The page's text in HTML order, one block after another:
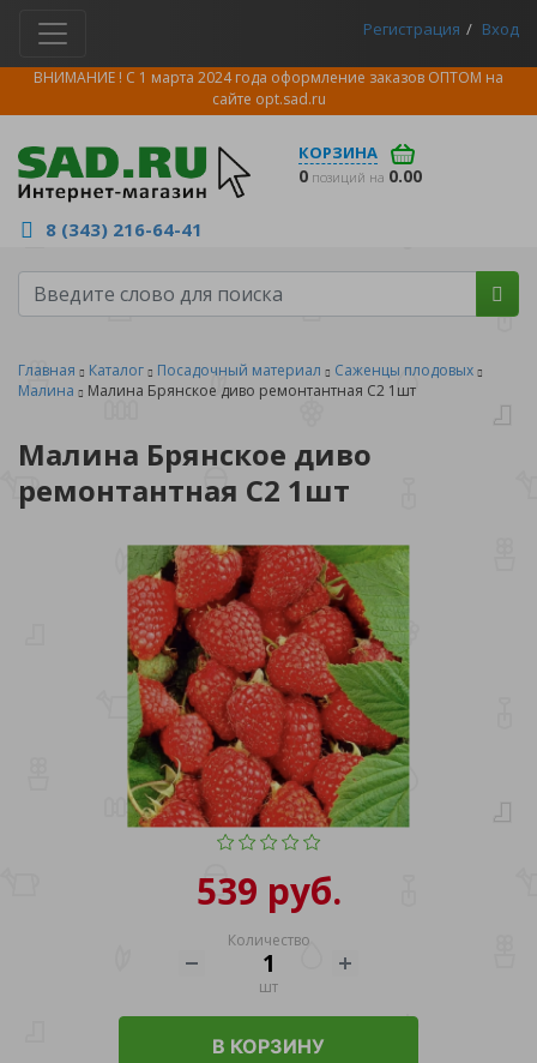
Регистрация Вход
ВНИМАНИЕ ! С 1 марта 2024 года оформление заказов ОПТОМ на
сайте opt.sad.ru
КОРЗИНА
0 позиций на 0.00
8 (343) 216-64-41
Главная Каталог Посадочный материал
Саженцы плодовых
Малина
Малина Брянское диво ремонтантная С2 1шт
Малина Брянское диво
ремонтантная С2 1шт
539 руб.
Количество
шт
В КОРЗИНУ